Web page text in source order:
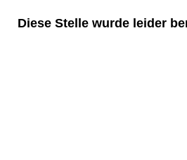
Diese Stelle wurde leider